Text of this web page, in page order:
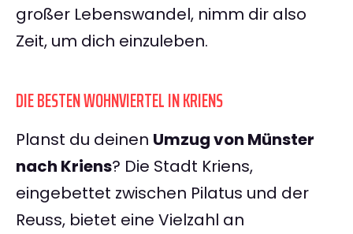
großer Lebenswandel, nimm dir also
Zeit, um dich einzuleben.
DIE BESTEN WOHNVIERTEL IN KRIENS
Planst du deinen Umzug von Münster
nach Kriens? Die Stadt Kriens,
eingebettet zwischen Pilatus und der
Reuss, bietet eine Vielzahl an